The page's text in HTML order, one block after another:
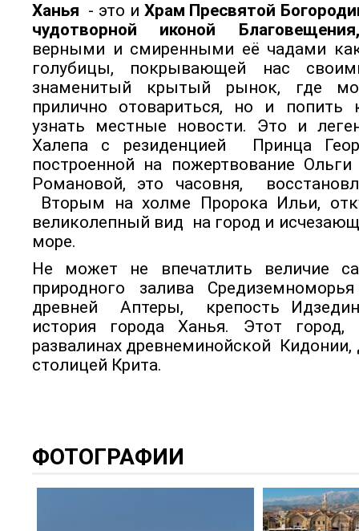
Ханья - это и Храм Пресвятой
чудотворной иконой Благовещения,
верными и смиренными её чадами
голубицы, покрывающей нас
знаменитый крытый рынок, где
прилично отовариться, но и попить
узнать местные новости. Это и
Халепа с резиденцией Принца
построенной на пожертвование
Романовой, это часовня,
Вторым на холме Пророка Ильи,
великолепный вид на город и
море.
Не может не впечатлить величие
природного залива
древней Аптеры, крепость
история города Ханья. Этот город,
развалинах древнеминойской
столицей Крита.
ФОТОГРАФИИ